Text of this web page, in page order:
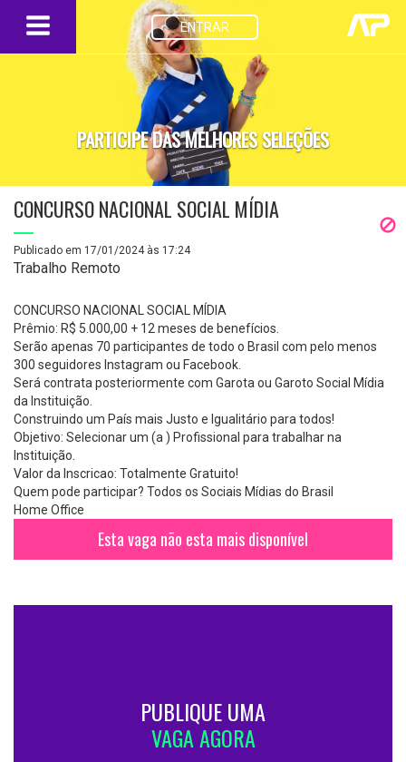
ENTRAR
PARTICIPE DAS MELHORES SELEÇÕES
CONCURSO NACIONAL SOCIAL MÍDIA
Publicado em 17/01/2024 às 17:24
Trabalho Remoto
CONCURSO NACIONAL SOCIAL MÍDIA
Prêmio: R$ 5.000,00 + 12 meses de benefícios.
Serão apenas 70 participantes de todo o Brasil com pelo menos
300 seguidores Instagram ou Facebook.
Será contrata posteriormente com Garota ou Garoto Social Mídia
da Instituição.
Construindo um País mais Justo e Igualitário para todos!
Objetivo: Selecionar um (a ) Profissional para trabalhar na
Instituição.
Valor da Inscricao: Totalmente Gratuito!
Quem pode participar? Todos os Sociais Mídias do Brasil
Home Office
Esta vaga não esta mais disponível
PUBLIQUE UMA
VAGA AGORA